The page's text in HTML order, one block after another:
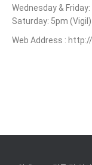
Wednesday &
Saturday: 5pm (Vigil)
Web Address :